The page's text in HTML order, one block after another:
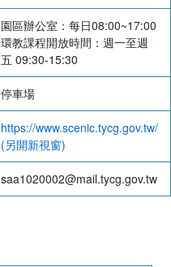
園區辦公室：每日08:00~17:00
環教課程開放時間：週一至週
五 09:30-15:30
停車場
https://www.scenic.tycg.gov.tw/
(另開新視窗)
saa1020002@mail.tycg.gov.tw